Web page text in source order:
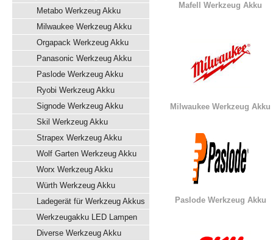
Metabo Werkzeug Akku
Milwaukee Werkzeug Akku
Orgapack Werkzeug Akku
Panasonic Werkzeug Akku
Paslode Werkzeug Akku
Ryobi Werkzeug Akku
Signode Werkzeug Akku
Skil Werkzeug Akku
Strapex Werkzeug Akku
Wolf Garten Werkzeug Akku
Worx Werkzeug Akku
Würth Werkzeug Akku
Ladegerät für Werkzeug Akkus
Werkzeugakku LED Lampen
Diverse Werkzeug Akku
Mafell Werkzeug Akku
Milwaukee Werkzeug Akku
Paslode Werkzeug Akku